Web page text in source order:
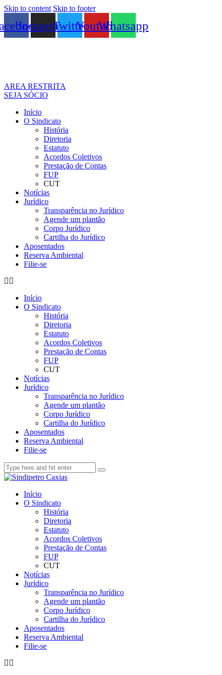
Skip to content Skip to footer
InstagramTwitterYoutubeWhatsapp
AREA RESTRITA
SEJA SÓCIO
Início
O Sindicato
História
Diretoria
Estatuto
Acordos Coletivos
Prestação de Contas
FUP
CUT
Notícias
Jurídico
Transparência no Jurídico
Agende um plantão
Corpo Jurídico
Cartilha do Jurídico
Aposentados
Reserva Ambiental
Filie-se
Início
O Sindicato
História
Diretoria
Estatuto
Acordos Coletivos
Prestação de Contas
FUP
CUT
Notícias
Jurídico
Transparência no Jurídico
Agende um plantão
Corpo Jurídico
Cartilha do Jurídico
Aposentados
Reserva Ambiental
Filie-se
Início
O Sindicato
História
Diretoria
Estatuto
Acordos Coletivos
Prestação de Contas
FUP
CUT
Notícias
Jurídico
Transparência no Jurídico
Agende um plantão
Corpo Jurídico
Cartilha do Jurídico
Aposentados
Reserva Ambiental
Filie-se